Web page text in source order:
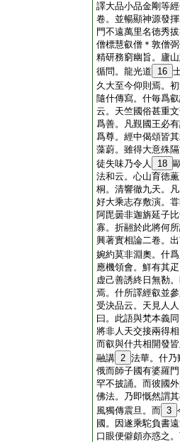
譯大品小品金剛等
卷。並暢顯神源發
門不遠萬里名徳秀
僧標慧叡僧＊敦僧
精研務窮幽旨。廬
循問。龍光道
16
久大至今仰則焉。
隨什傳寫。什毎爲
云。天竺國俗甚重
爲善。凡覲國王必
爲尊。經中偈頌皆
藻蔚。雖得大意殊
徒失味乃令人
18
法和云。心山育徳
桐。清響徹九天。
好大乘志存敷演。
阿毘曇非迦旃延子
寡。折翮於此將何
興著實相論二卷。
婉約莫非淵奧。什
應機領會。鮮有其
虚己善誘終日無勌
焉。什所譯經叡並
受決品云。天見人
曰。此語與梵本義
將非人天交接兩得
而叡與什共相開發
融講 2 法華。什乃
俄而師子國有婆羅
罕不披誦。而彼國
佛法。乃即慨然謂
風獨傳震旦。而 3
國。因遂乘駝負書
口眼便僻頗亦惑之